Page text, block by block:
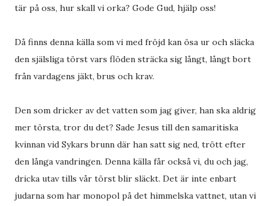
tär på oss, hur skall vi orka? Gode Gud, hjälp oss!
Då finns denna källa som vi med fröjd kan ösa ur och släcka
den själsliga törst vars flöden sträcka sig långt, långt bort
från vardagens jäkt, brus och krav.
Den som dricker av det vatten som jag giver, han ska aldrig
mer törsta, tror du det? Sade Jesus till den samaritiska
kvinnan vid Sykars brunn där han satt sig ned, trött efter
den långa vandringen. Denna källa får också vi, du och jag,
dricka utav tills vår törst blir släckt. Det är inte enbart
judarna som har monopol på det himmelska vattnet, utan vi